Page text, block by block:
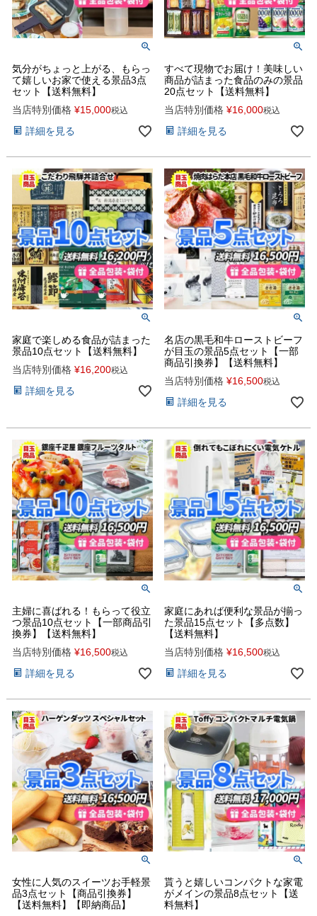
気分がちょっと上がる、もらっ
て嬉しいお家で使える景品3点
セット【送料無料】
当店特別価格 ¥15,000税込
詳細を見る
すべて現物でお届け！美味しい
商品が詰まった食品のみの景品
20点セット【送料無料】
当店特別価格 ¥16,000税込
詳細を見る
家庭で楽しめる食品が詰まった
景品10点セット【送料無料】
当店特別価格 ¥16,200税込
詳細を見る
名店の黒毛和牛ローストビーフ
が目玉の景品5点セット【一部
商品引換券】【送料無料】
当店特別価格 ¥16,500税込
詳細を見る
主婦に喜ばれる！もらって役立
つ景品10点セット【一部商品引
換券】【送料無料】
当店特別価格 ¥16,500税込
詳細を見る
家庭にあれば便利な景品が揃っ
た景品15点セット【多点数】
【送料無料】
当店特別価格 ¥16,500税込
詳細を見る
女性に人気のスイーツお手軽景
品3点セット【商品引換券】
【送料無料】【即納商品】
貰うと嬉しいコンパクトな家電
がメインの景品8点セット【送
料無料】